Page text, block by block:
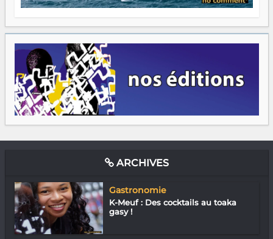
ARCHIVES
Gastronomie
K-Meuf : Des cocktails au toaka
gasy !